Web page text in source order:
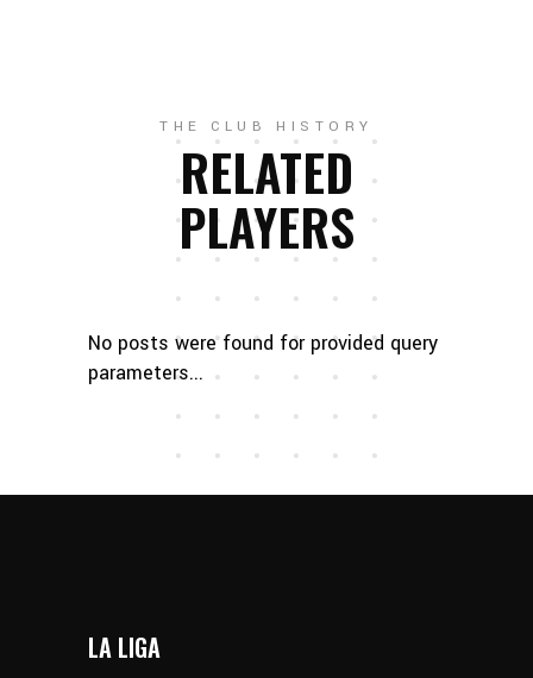
THE CLUB HISTORY
RELATED
PLAYERS
No posts were found for provided query
parameters...
LA LIGA